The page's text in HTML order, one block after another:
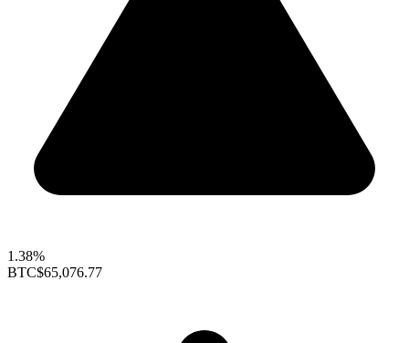
1.38%
BTC$65,076.77